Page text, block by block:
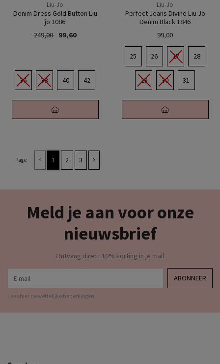
Liu-Jo
Denim Dress Gold Button Liu
jo 1086
249,00 99,60
36 38 40 42
Liu-Jo
Perfect Jeans Divine Liu Jo
Denim Black 1846
99,00
25 26 27 28
29 30 31
Page 1 2 3
Meld je aan voor onze
nieuwsbrief
Ontvang direct 10% korting in je mail
ABONNEER
Lees hier de wettelijke beperkingen